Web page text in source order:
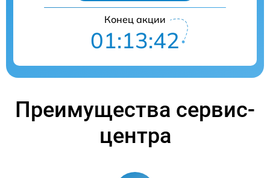
Конец акции
01:13:41
Преимущества сервис-
центра